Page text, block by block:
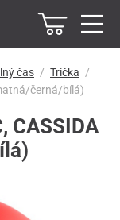
čas
Trička
černá/bílá)
CASSIDA